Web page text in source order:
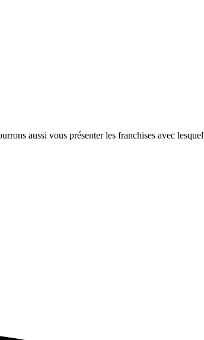
aussi vous présenter les franchises avec